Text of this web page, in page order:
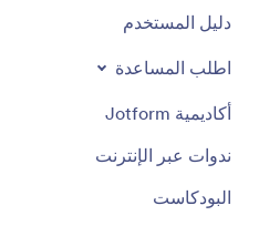
دليل المستخدم
اطلب المساعدة
أكاديمية Jotform
ندوات عبر الإنترنت
البودكاست